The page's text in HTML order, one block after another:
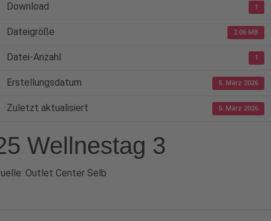
Download 1
Dateigröße 2.06 MB
Datei-Anzahl 1
Erstellungsdatum 5. März 2026
Zuletzt aktualisiert 5. März 2026
Wellnestag 3
Outlet Center Selb